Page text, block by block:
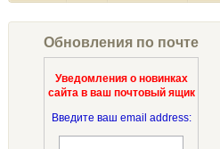
Обновления по почте
Уведомления о новинках
сайта в ваш почтовый ящик
Введите ваш email address: